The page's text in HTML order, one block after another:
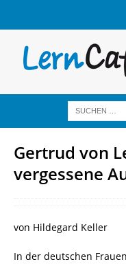
Gertrud von
vergessene
von Hildegard Keller
In der deutschen